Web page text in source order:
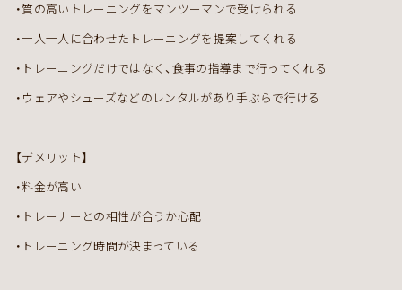
・質の高いトレーニングをマンツーマンで受けられる
・一人一人に合わせたトレーニングを提案してくれる
・トレーニングだけではなく、食事の指導まで行ってくれる
・ウェアやシューズなどのレンタルがあり手ぶらで行ける
【デメリット】
・料金が高い
・トレーナーとの相性が合うか心配
・トレーニング時間が決まっている